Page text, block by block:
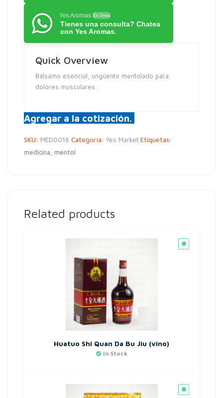
Yes Aromas En línea
Tienes una consulta? Chatea
con Yes Aromas.
Quick Overview
Bálsamo esencial, ungüento mentolado para
dolores musculares.
Agregar a la cotización.
SKU: MED0016 Categoría: Yes Market Etiquetas:
medicina, mentol
Related products
Huatuo Shi Quan Da Bu Jiu (vino)
In Stock